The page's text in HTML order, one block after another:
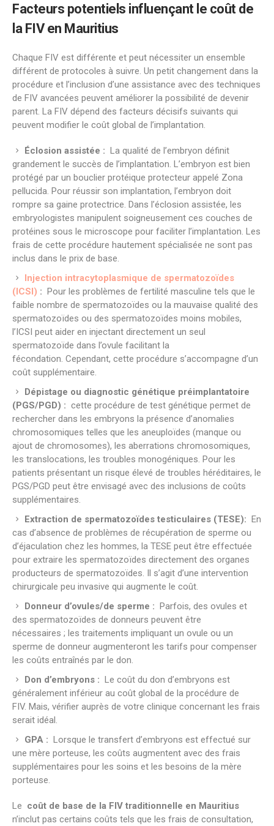
Facteurs potentiels influençant le coût de
la FIV en Mauritius
Chaque FIV est différente et peut nécessiter un ensemble
différent de protocoles à suivre. Un petit changement dans la
procédure et l’inclusion d’une assistance avec des techniques
de FIV avancées peuvent améliorer la possibilité de devenir
parent. La FIV dépend des facteurs décisifs suivants qui
peuvent modifier le coût global de l’implantation.
Éclosion assistée : La qualité de l’embryon définit
grandement le succès de l’implantation. L’embryon est bien
protégé par un bouclier protéique protecteur appelé Zona
pellucida. Pour réussir son implantation, l’embryon doit
rompre sa gaine protectrice. Dans l’éclosion assistée, les
embryologistes manipulent soigneusement ces couches de
protéines sous le microscope pour faciliter l’implantation. Les
frais de cette procédure hautement spécialisée ne sont pas
inclus dans le prix de base.
Injection intracytoplasmique de spermatozoïdes
(ICSI) : Pour les problèmes de fertilité masculine tels que le
faible nombre de spermatozoïdes ou la mauvaise qualité des
spermatozoïdes ou des spermatozoïdes moins mobiles,
l’ICSI peut aider en injectant directement un seul
spermatozoïde dans l’ovule facilitant la
fécondation. Cependant, cette procédure s’accompagne d’un
coût supplémentaire.
Dépistage ou diagnostic génétique préimplantatoire
(PGS/PGD) : cette procédure de test génétique permet de
rechercher dans les embryons la présence d’anomalies
chromosomiques telles que les aneuploïdes (manque ou
ajout de chromosomes), les aberrations chromosomiques,
les translocations, les troubles monogéniques. Pour les
patients présentant un risque élevé de troubles héréditaires, le
PGS/PGD peut être envisagé avec des inclusions de coûts
supplémentaires.
Extraction de spermatozoïdes testiculaires (TESE): En
cas d’absence de problèmes de récupération de sperme ou
d’éjaculation chez les hommes, la TESE peut être effectuée
pour extraire les spermatozoïdes directement des organes
producteurs de spermatozoïdes. Il s’agit d’une intervention
chirurgicale peu invasive qui augmente le coût.
Donneur d’ovules/de sperme : Parfois, des ovules et
des spermatozoïdes de donneurs peuvent être
nécessaires ; les traitements impliquant un ovule ou un
sperme de donneur augmenteront les tarifs pour compenser
les coûts entraînés par le don.
Don d’embryons : Le coût du don d’embryons est
généralement inférieur au coût global de la procédure de
FIV. Mais, vérifier auprès de votre clinique concernant les frais
serait idéal.
GPA : Lorsque le transfert d’embryons est effectué sur
une mère porteuse, les coûts augmentent avec des frais
supplémentaires pour les soins et les besoins de la mère
porteuse.
Le coût de base de la FIV traditionnelle en Mauritius
n’inclut pas certains coûts tels que les frais de consultation,